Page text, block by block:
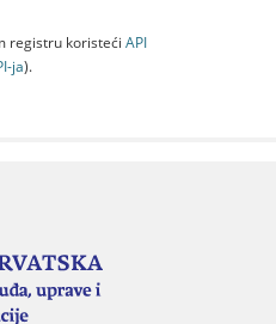
registru koristeći API
jа).